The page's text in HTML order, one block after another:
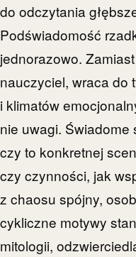
do odczytania
Podświadomość
jednorazowo.
nauczyciel, wraca do
i klimatów
nie uwagi.
czy to konkretnej
czy czynności, jak
z chaosu spójny,
cykliczne motywy
mitologii,